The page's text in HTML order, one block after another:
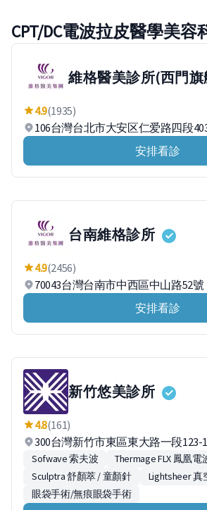
CPT/DC電波拉皮醫學美容
維格醫美診所(西門旗
4.9(1935)
106台灣台北市大安区仁爱路四段
安排看診
台南維格診所
4.9(2456)
70043台灣台南市中西區中山路52號
安排看診
新竹悠美診所
4.8(161)
300台灣新竹市東區東大路一段123-
Sofwave 索夫波
Thermage FLX 鳳凰電
Sculptra 舒顏萃 / 童顏針
Lightsheer 真
眼袋手術/無痕眼袋手術